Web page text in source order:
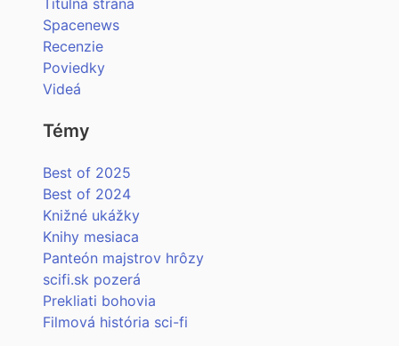
Spacenews
Recenzie
Poviedky
Videá
Témy
Best of 2025
Best of 2024
Knižné ukážky
Knihy mesiaca
Panteón majstrov hrôzy
scifi.sk pozerá
Prekliati bohovia
Filmová história sci-fi